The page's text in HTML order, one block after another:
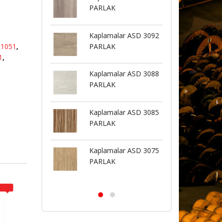
,
,
PARLAK
Kaplamalar ASD 3092
PARLAK
Kaplamalar ASD 3088
PARLAK
Kaplamalar ASD 3085
PARLAK
Kaplamalar ASD 3075
PARLAK
BUTE
ASİL-